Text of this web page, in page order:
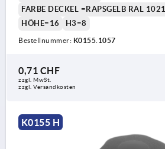
FARBE DECKEL =RAPSGELB RAL 1021
HÖHE=16
H3=8
Bestellnummer: K0155.1057
0,71 CHF
zzgl. MwSt.
zzgl. Versandkosten
K0155 H